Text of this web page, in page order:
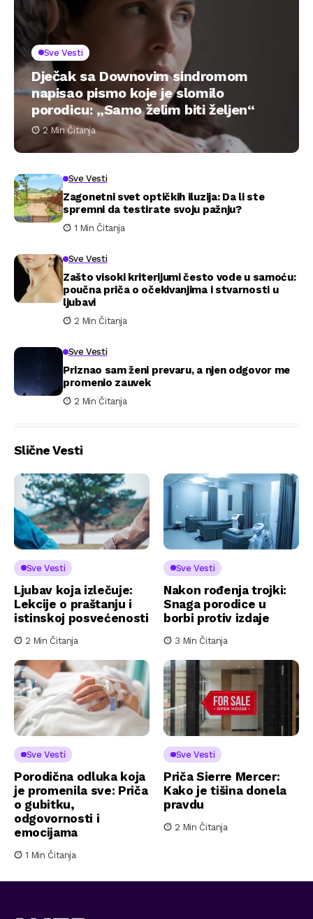
Sve Vesti
Dječak sa Downovim sindromom
napisao pismo koje je slomilo
porodicu: „Samo želim biti željen“
2 Min Čitanja
Sve Vesti
Zagonetni svet optičkih iluzija: Da li ste
spremni da testirate svoju pažnju?
1 Min Čitanja
Sve Vesti
Zašto visoki kriterijumi često vode u samoću:
poučna priča o očekivanjima i stvarnosti u
ljubavi
2 Min Čitanja
Sve Vesti
Priznao sam ženi prevaru, a njen odgovor me
promenio zauvek
2 Min Čitanja
Slične Vesti
Sve Vesti
Ljubav koja izlečuje:
Lekcije o praštanju i
istinskoj posvećenosti
2 Min Čitanja
Sve Vesti
Nakon rođenja trojki:
Snaga porodice u
borbi protiv izdaje
3 Min Čitanja
Sve Vesti
Porodična odluka koja
je promenila sve: Priča
o gubitku,
odgovornosti i
emocijama
1 Min Čitanja
Sve Vesti
Priča Sierre Mercer:
Kako je tišina donela
pravdu
2 Min Čitanja